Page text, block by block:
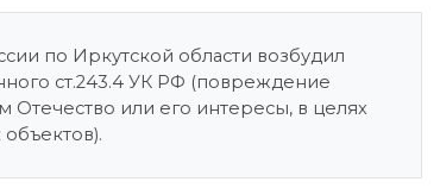
по Иркутской области возбудил
ст.243.4 УК РФ (повреждение
или его интересы, в целях